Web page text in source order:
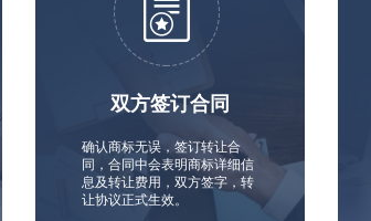
双方签订合同
确认商标无误，签订转让合
同，合同中会表明商标详细信
息及转让费用，双方签字，转
让协议正式生效。